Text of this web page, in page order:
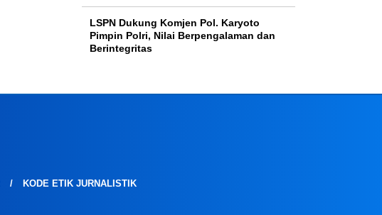
LSPN Dukung Komjen Pol. Karyoto
Pimpin Polri, Nilai Berpengalaman dan
Berintegritas
KODE ETIK JURNALISTIK